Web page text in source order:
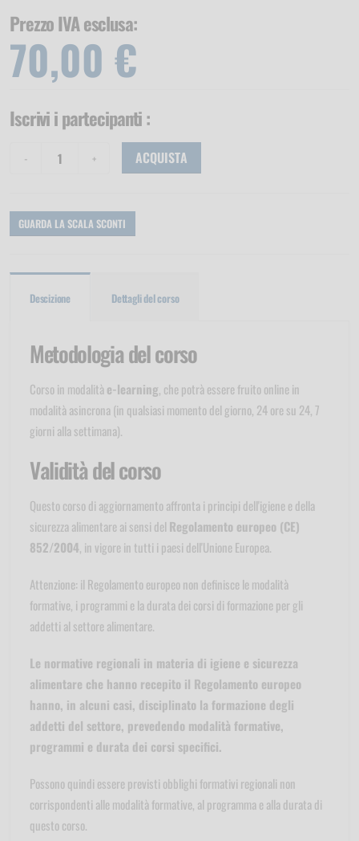
Prezzo IVA esclusa:
70,00 €
Iscrivi i partecipanti:
ACQUISTA
GUARDA LA SCALA SCONTI
Descizione Dettagli del corso
Metodologia del corso
Corso in modalità e-learning, che potrà essere fruito online in
modalità asincrona (in qualsiasi momento del giorno, 24 ore su 24, 7
giorni alla settimana).
Validità del corso
Questo corso di aggiornamento affronta i principi dell'igiene e della
sicurezza alimentare ai sensi del Regolamento europeo (CE)
852/2004, in vigore in tutti i paesi dell'Unione Europea.
Attenzione: il Regolamento europeo non definisce le modalità
formative, i programmi e la durata dei corsi di formazione per gli
addetti al settore alimentare.
Le normative regionali in materia di igiene e sicurezza
alimentare che hanno recepito il Regolamento europeo
hanno, in alcuni casi, disciplinato la formazione degli
addetti del settore, prevedendo modalità formative,
programmi e durata dei corsi specifici.
Possono quindi essere previsti obblighi formativi regionali non
corrispondenti alle modalità formative, al programma e alla durata di
questo corso.